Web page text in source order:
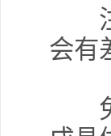
注
会有
免